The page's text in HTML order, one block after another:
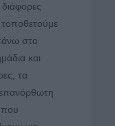
τοποθετούμε
στο
και
τα
που